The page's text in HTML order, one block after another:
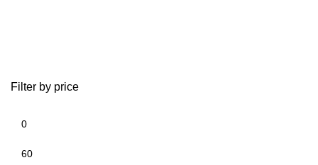
Filter by price